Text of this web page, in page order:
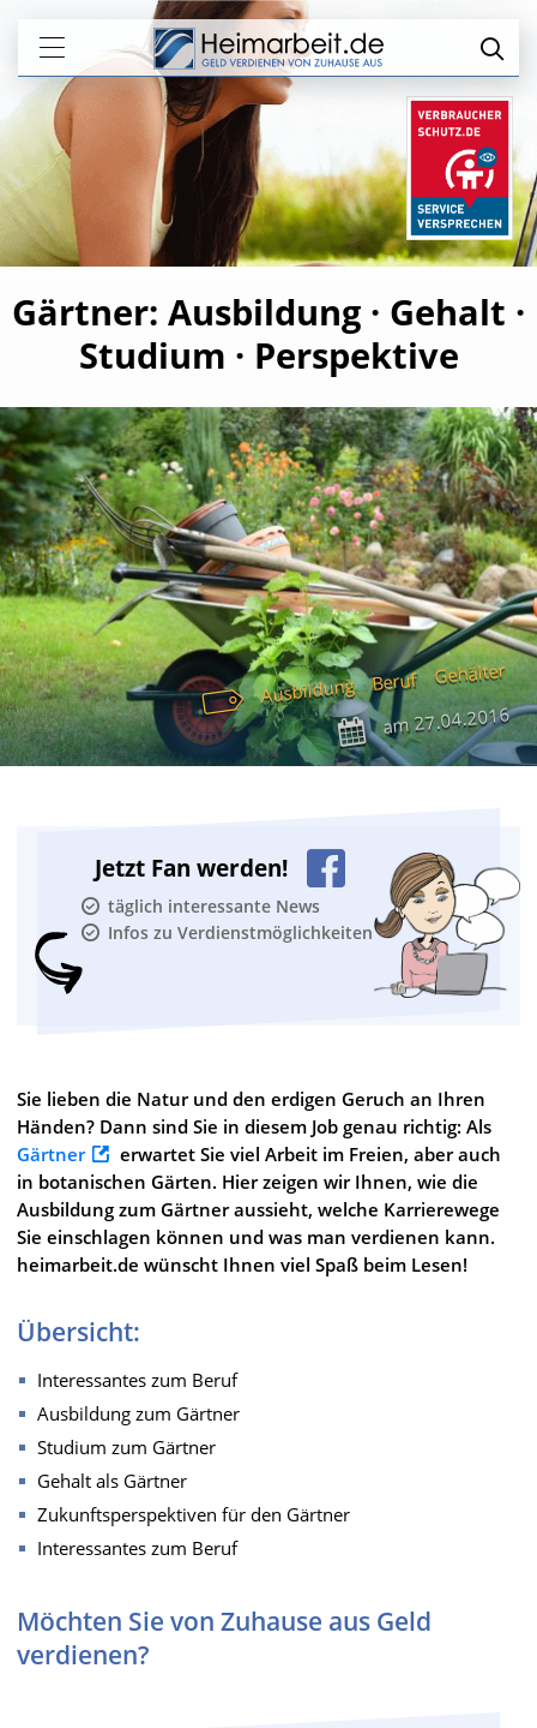
Gärtner: Ausbildung · Gehalt ·
Studium · Perspektive
Ausbildung Beruf Gehälter
am27.04.2016
Jetzt Fan werden!
täglich interessante News
Infos zu Verdienstmöglichkeiten
Sie lieben die Natur und den erdigen Geruch an Ihren
Händen? Dann sind Sie in diesem Job genau richtig: Als
Gärtner
erwartet Sie viel Arbeit im Freien, aber auch
in botanischen Gärten. Hier zeigen wir Ihnen, wie die
Ausbildung zum Gärtner aussieht, welche Karrierewege
Sie einschlagen können und was man verdienen kann.
heimarbeit.de wünscht Ihnen viel Spaß beim Lesen!
Übersicht:
Interessantes zum Beruf
Ausbildung zum Gärtner
Studium zum Gärtner
Gehalt als Gärtner
Zukunftsperspektiven für den Gärtner
Interessantes zum Beruf
Möchten Sie von Zuhause aus Geld
verdienen?